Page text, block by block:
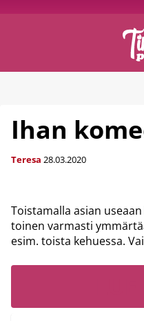
Ihan
Teresa 28.03.2020
Toistamalla asian
toinen varmasti
esim. toista kehuessa.